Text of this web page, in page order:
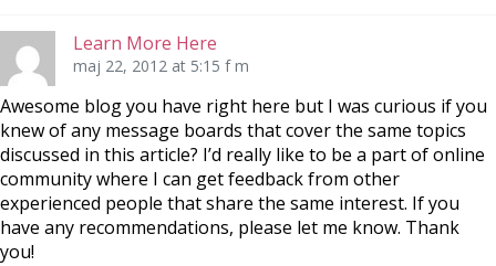
Learn More Here
maj 22, 2012 at 5:15 f m
Awesome blog you have right here but I was curious if you
knew of any message boards that cover the same topics
discussed in this article? I’d really like to be a part of online
community where I can get feedback from other
experienced people that share the same interest. If you
have any recommendations, please let me know. Thank
you!